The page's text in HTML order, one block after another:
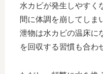
水カビが発生しやすく
間に体調を崩してしま
泄物は水カビの温床に
を回収する習慣も合わ